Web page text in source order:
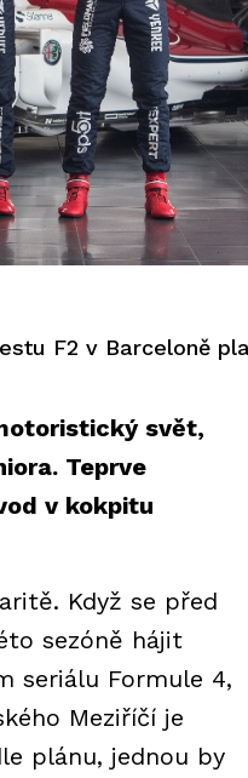
svět,
Teprve
v kokpitu
Když se před
sezóně hájit
seriálu Formule 4,
Meziříčí je
plánu, jednou by